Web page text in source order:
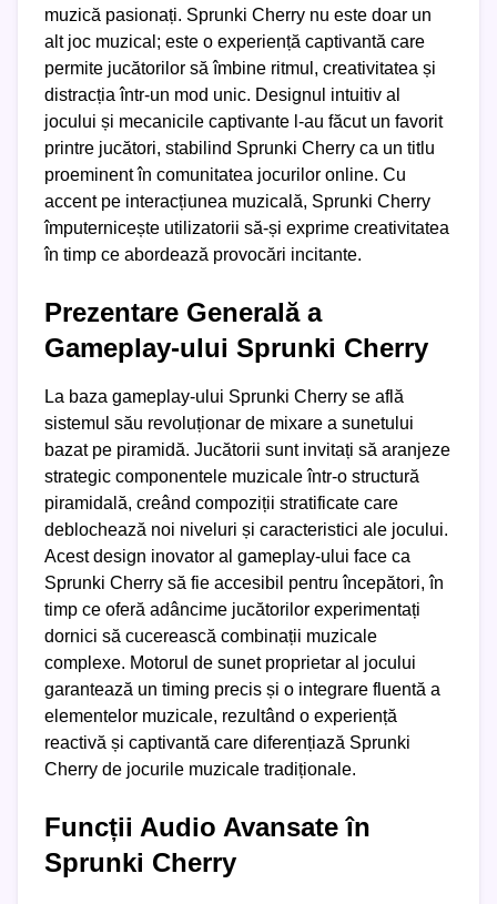
muzică pasionați. Sprunki Cherry nu este doar un
alt joc muzical; este o experiență captivantă care
permite jucătorilor să îmbine ritmul, creativitatea și
distracția într-un mod unic. Designul intuitiv al
jocului și mecanicile captivante l-au făcut un favorit
printre jucători, stabilind Sprunki Cherry ca un titlu
proeminent în comunitatea jocurilor online. Cu
accent pe interacțiunea muzicală, Sprunki Cherry
împuternicește utilizatorii să-și exprime creativitatea
în timp ce abordează provocări incitante.
Prezentare Generală a
Gameplay-ului Sprunki Cherry
La baza gameplay-ului Sprunki Cherry se află
sistemul său revoluționar de mixare a sunetului
bazat pe piramidă. Jucătorii sunt invitați să aranjeze
strategic componentele muzicale într-o structură
piramidală, creând compoziții stratificate care
deblochează noi niveluri și caracteristici ale jocului.
Acest design inovator al gameplay-ului face ca
Sprunki Cherry să fie accesibil pentru începători, în
timp ce oferă adâncime jucătorilor experimentați
dornici să cucerească combinații muzicale
complexe. Motorul de sunet proprietar al jocului
garantează un timing precis și o integrare fluentă a
elementelor muzicale, rezultând o experiență
reactivă și captivantă care diferențiază Sprunki
Cherry de jocurile muzicale tradiționale.
Funcții Audio Avansate în
Sprunki Cherry